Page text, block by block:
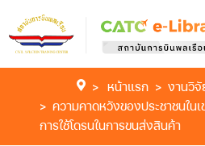
หน้าแรก
งานวิ
ความคาดหวังของประชาชนใน
การใช้โดรนในการขนส่งสินค้า